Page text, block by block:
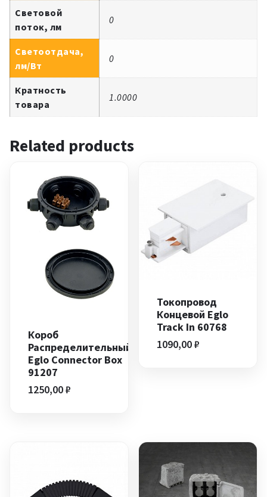
Световой
поток, лм
0
Светоотдача,
лм/Вт
0
Кратность
товара
1.0000
Related products
Короб
Распределительный
Eglo Connector Box
91207
1250,00₽
Токопровод
Концевой Eglo
Track In 60768
1090,00₽